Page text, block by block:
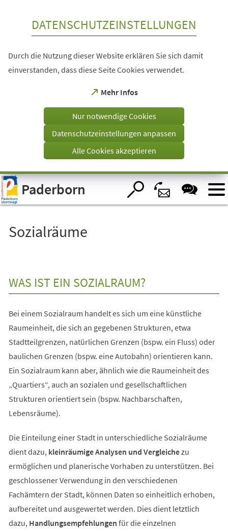
Visuelle
Assistenzsoftware
öffnen.
DATENSCHUTZEINSTELLUNGEN
Durch die Nutzung dieser Website erklären Sie sich damit
einverstanden, dass diese Seite Cookies verwendet.
Mehr Infos
(Öffnet
einem
Tab)
Nur notwendige Cookies
Datenschutzeinstellungen anpassen
Alle Cookies akzeptieren
Paderborn
Sozialräume
WAS IST EIN SOZIALRAUM?
Bei einem Sozialraum handelt es sich um eine künstliche
Raumeinheit, die sich an gegebenen Strukturen, etwa
Stadtteilgrenzen, natürlichen Grenzen (bspw. ein Fluss) oder
baulichen Grenzen (bspw. eine Autobahn) orientieren kann.
Ein Sozialraum kann aber, ähnlich wie die Raumeinheit des
„Quartiers“, auch an sozialen und gesellschaftlichen
Strukturen orientiert sein (bspw. Nachbarschaften,
Lebensräume).
Die Einteilung einer Stadt in unterschiedliche Sozialräume
dient dazu, kleinräumige Analysen und Vergleichezu
ermöglichen und planerische Vorhaben zu unterstützen. Bei
geschlossener Verwendung in den verschiedenen
Fachämtern der Stadt, können Daten so einheitlich erhoben,
aufbereitet und ausgewertet werden. Dies dient letztlich
dazu, Handlungsempfehlungen für die einzelnen